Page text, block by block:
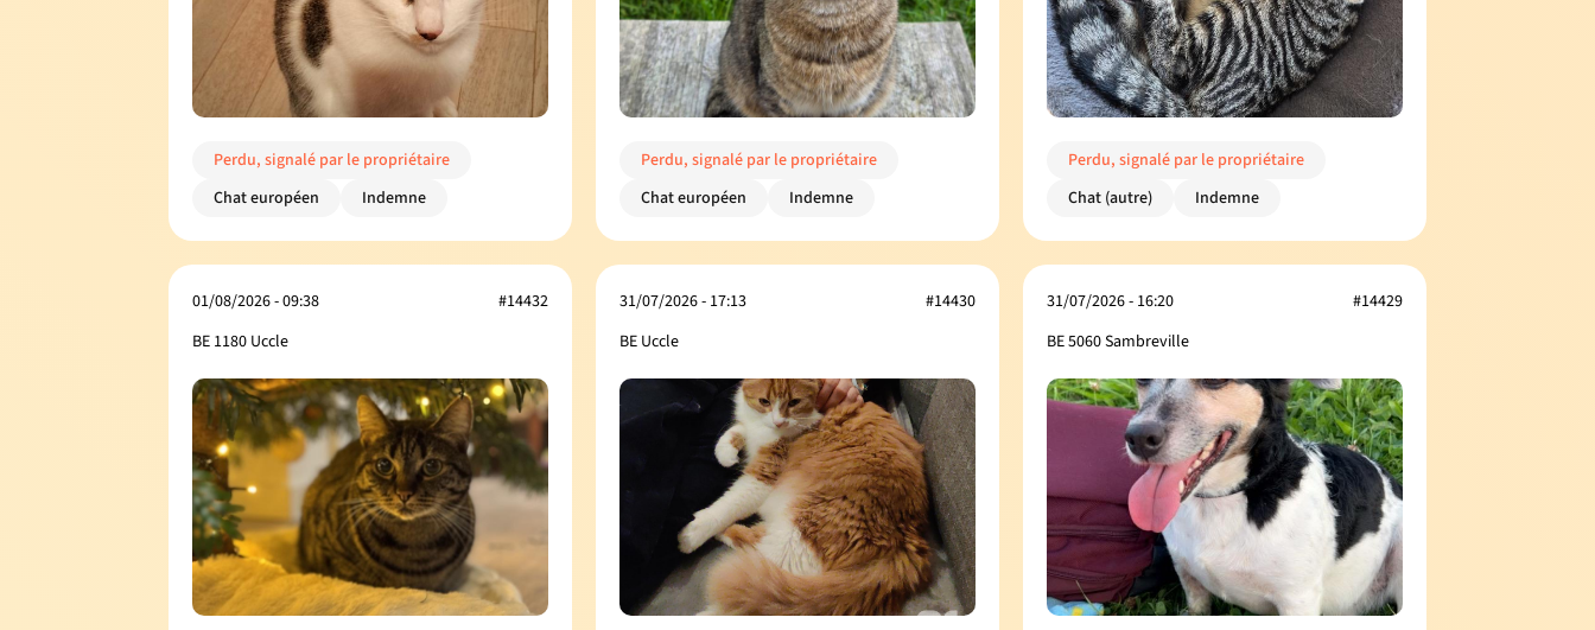
Perdu, signalé par le propriétaire
Chat européen
Indemne
Perdu, signalé par le propriétaire
Chat européen
Indemne
Perdu, signalé par le propriétaire
Chat (autre)
Indemne
01/08/2026 - 09:38
BE 1180 Uccle
#14432
31/07/2026 - 17:13
BE Uccle
#14430
31/07/2026 - 16:20
BE 5060 Sambreville
#14429